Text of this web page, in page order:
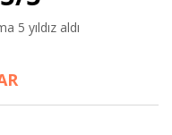
5 yıldız aldı